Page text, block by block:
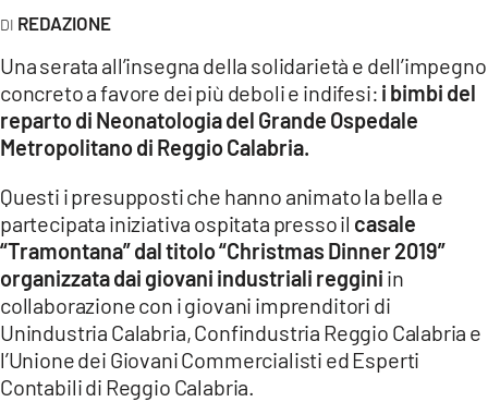
Network
LACPLAY.IT
LACTV.IT
LACONAIR.IT
LACITYMAG.IT
ILREGGINO.IT
COSENZACHANNEL.IT
ILVIBONESE.IT
CATANZAROCHANNEL.IT
REDAZIONE
Una serata all’insegna della solidarietà e dell’impegno
concreto a favore dei più deboli e indifesi: i bimbi del
reparto di Neonatologia del Grande Ospedale
Metropolitano di Reggio Calabria.
Questi i presupposti che hanno animato la bella e
partecipata iniziativa ospitata presso il casale
“Tramontana” dal titolo “Christmas Dinner 2019”
organizzata dai giovani industriali reggini in
collaborazione con i giovani imprenditori di
Unindustria Calabria, Confindustria Reggio Calabria e
l’Unione dei Giovani Commercialisti ed Esperti
Contabili di Reggio Calabria.